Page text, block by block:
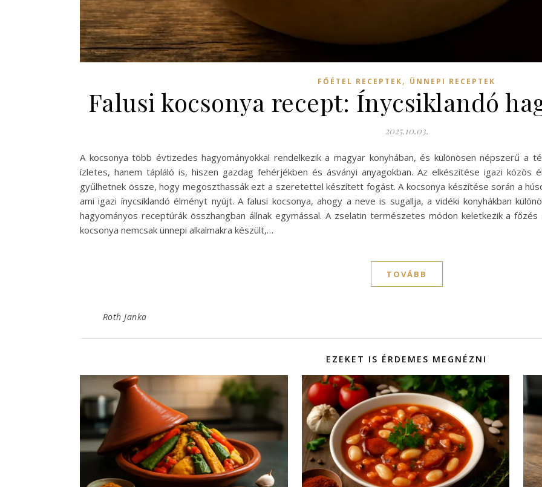
FŐÉTEL RECEPTEK, ÜNNEPI RECEPTEK
Falusi kocsonya recept: Ínycsiklandó
2025.10.03.
A kocsonya több évtizedes hagyományokkal rendelkezik a magyar konyhában, és különösen népszerű a
ízletes, hanem tápláló is, hiszen gazdag fehérjékben és ásványi anyagokban. Az elkészítése igazi közös
gyűlhetnek össze, hogy megoszthassák ezt a szeretettel készített fogást. A kocsonya készítése során a
ami igazi ínycsiklandó élményt nyújt. A falusi kocsonya, ahogy a neve is sugallja, a vidéki konyhákban
hagyományos receptúrák összhangban állnak egymással. A zselatin természetes módon keletkezik a
kocsonya nemcsak ünnepi alkalmakra készült,…
TOVÁBB
Roth Janka
EZEKET IS ÉRDEMES MEGNÉZNI